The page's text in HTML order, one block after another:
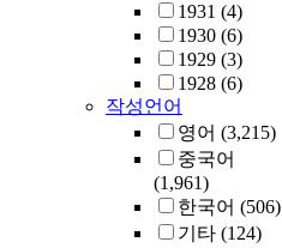
1931 (4)
1930 (6)
1929 (3)
1928 (6)
작성언어
영어 (3,215)
중국어
(1,961)
한국어 (506)
기타 (124)